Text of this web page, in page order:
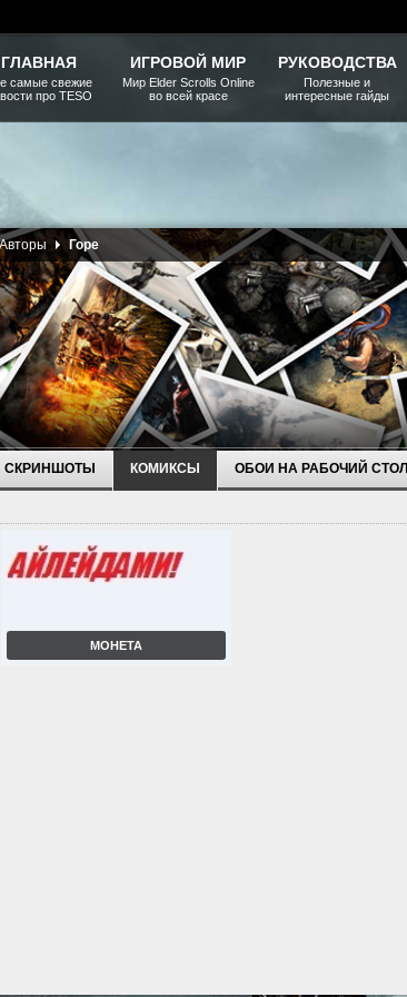
Авторы Горе
СКРИНШОТЫ КОМИКСЫ ОБОИ НА РАБОЧИЙ СТОЛ
МОНЕТА
ГЛАВНАЯ
самые свежие
про TESO
ИГРОВОЙ МИР
Мир Elder Scrolls Online
во всей красе
РУКОВОДСТВА
Полезные и
интересные гайды